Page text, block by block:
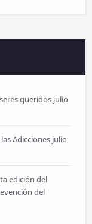
queridos julio
Adicciones julio
edición del
del